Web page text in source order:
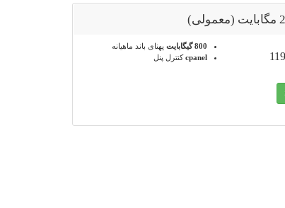
800 گیگابایت
پهنای باند ماهیانه
cpanelکنترل پنل